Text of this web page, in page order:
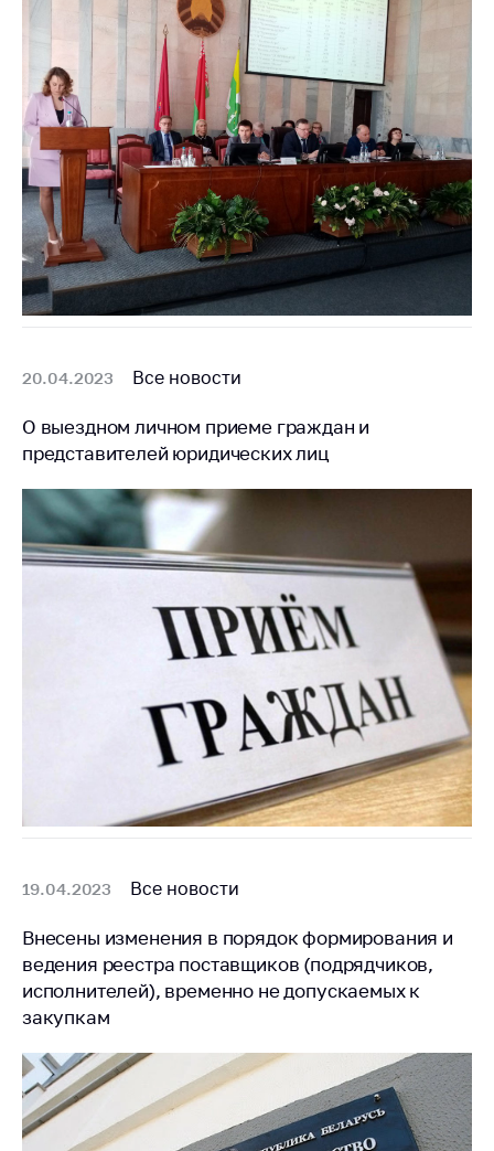
Общественное
обсуждение
проектов
Маркировка
товаров
Упрощение условий
ведения бизнеса
Рекомендации по
предотвращению
распространения
общественного
обслуживания
Обучение по
антимонопольного
регулирования и
конкурентной
политики
20.04.2023 Все новости
О выездном личном приеме граждан и
представителей юридических лиц
19.04.2023 Все новости
Внесены изменения в порядок формирования и
ведения реестра поставщиков (подрядчиков,
исполнителей), временно не допускаемых к
закупкам